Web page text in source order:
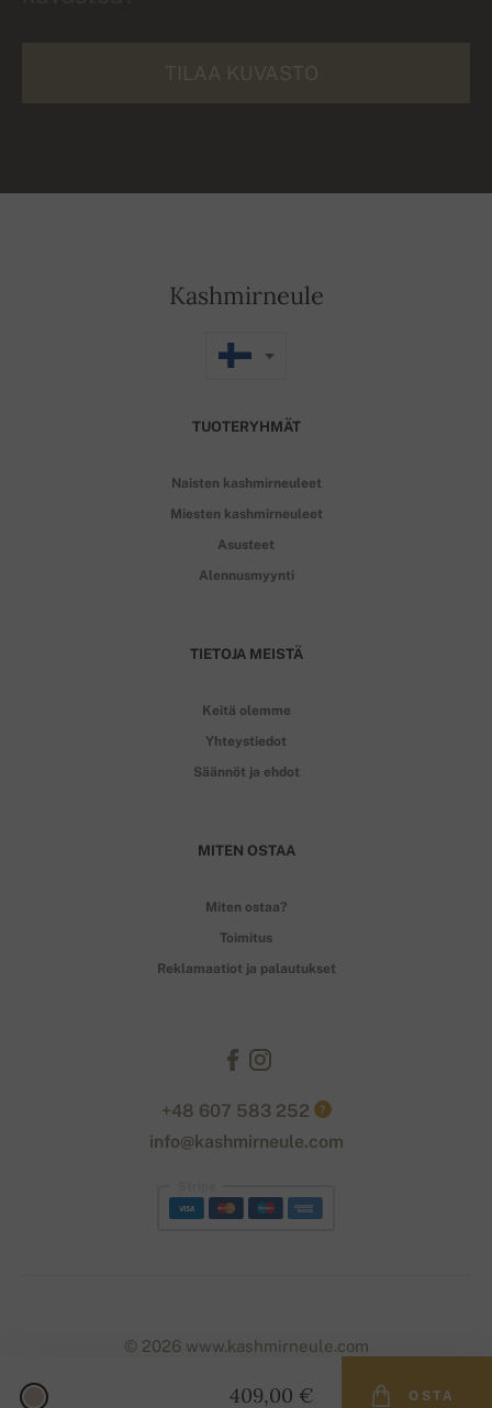
409,00 € OSTA
Kashmirneule
TUOTERYHMÄT
Naisten kashmirneuleet
Miesten kashmirneuleet
Asusteet
Alennusmyynti
TIETOJA MEISTÄ
Keitä olemme
Yhteystiedot
Säännöt ja ehdot
MITEN OSTAA
Miten ostaa?
Toimitus
Reklamaatiot ja palautukset
+48 607 583 252 ?
info@kashmirneule.com
© 2026 www.kashmirneule.com
naum. | Powered by Simplia.cz.